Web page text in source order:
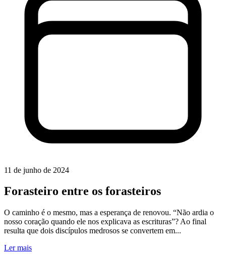
11 de junho de 2024
Forasteiro entre os forasteiros
O caminho é o mesmo, mas a esperança de renovou. “Não ardia o
nosso coração quando ele nos explicava as escrituras”? Ao final
resulta que dois discípulos medrosos se convertem em...
Ler mais